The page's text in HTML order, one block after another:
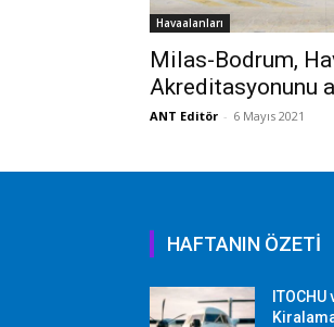
Havaalanları
Milas-Bodrum,
Akreditasyonunu
ANT Editör - 6 Mayıs 2021
HAFTANIN ÖZETİ